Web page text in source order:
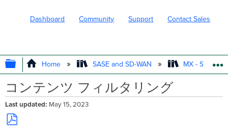
Dashboard Community Support Contact Sales
EXPAND/COLLAPSE GLOBAL
Home SASE and SD-WAN MX - Security
コンテンツ フィルタリング
Last updated May 15, 2023